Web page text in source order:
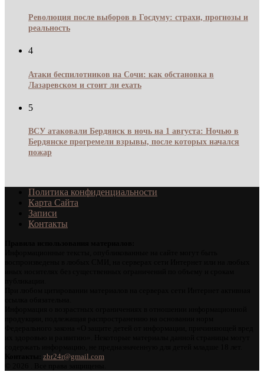
Революция после выборов в Госдуму: страхи, прогнозы и
реальность
4
Атаки беспилотников на Сочи: как обстановка в
Лазаревском и стоит ли ехать
5
ВСУ атаковали Бердянск в ночь на 1 августа: Ночью в
Бердянске прогремели взрывы, после которых начался
пожар
Политика конфиденциальности
Карта Сайта
Записи
Контакты
zbr24r@gmail.com